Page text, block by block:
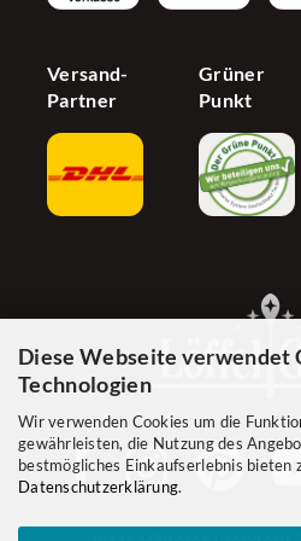
Diese Webseite verwendet
Technologien
Wir verwenden Cookies um die
gewährleisten, die Nutzung des
bestmögliches Einkaufserlebnis bieten
Datenschutzerklärung.
Versand-
Partner
Grüner
Punkt